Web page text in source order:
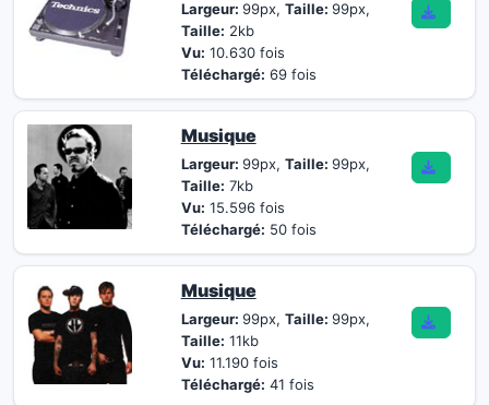
Largeur: 99px, Taille: 99px,
Taille: 2kb
Vu: 10.630 fois
Téléchargé: 69 fois
Musique
Largeur: 99px, Taille: 99px,
Taille: 7kb
Vu: 15.596 fois
Téléchargé: 50 fois
Musique
Largeur: 99px, Taille: 99px,
Taille: 11kb
Vu: 11.190 fois
Téléchargé: 41 fois